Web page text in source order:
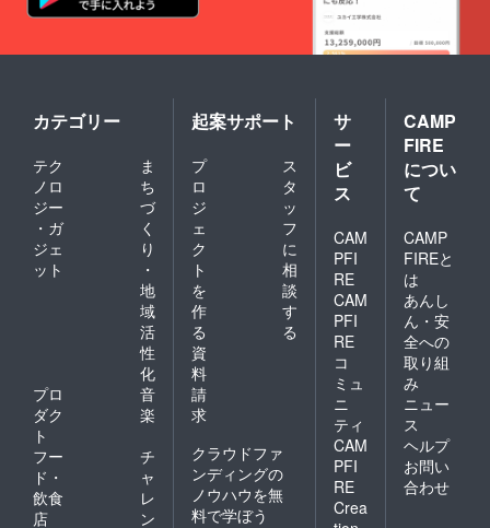
カテゴリー
テク
ノロ
ジー
・ガ
ジェ
ット
ま
ち
づ
く
り
・
地
域
活
性
化
プロ
ダク
ト
音
楽
フー
ド・
飲食
店
チ
ャ
レ
ン
起案サポート
プ
ロ
ジ
ェ
ク
ト
を
作
る
ス
タ
ッ
フ
に
相
談
す
る
資
料
請
求
クラウドファ
ンディングの
ノウハウを無
料で学ぼう
サ
ー
ビ
ス
CAM
PFI
RE
CAM
PFI
RE
コ
ミュ
ニ
ティ
CAM
PFI
RE
Crea
CAMP
FIRE
につい
て
CAMP
FIREと
は
あんし
ん・安
全への
取り組
み
ニュー
ス
ヘルプ
お問い
合わせ